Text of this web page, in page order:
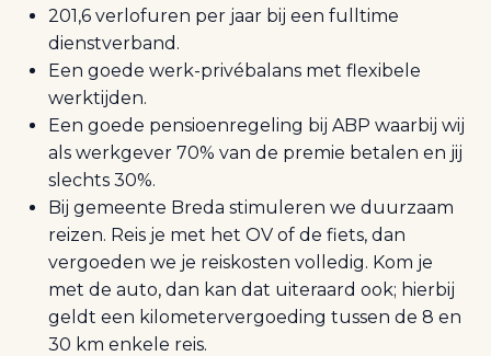
201,6 verlofuren per jaar bij een fulltime
dienstverband.
Een goede werk-privébalans met flexibele
werktijden.
Een goede pensioenregeling bij ABP waarbij wij
als werkgever 70% van de premie betalen en jij
slechts 30%.
Bij gemeente Breda stimuleren we duurzaam
reizen. Reis je met het OV of de fiets, dan
vergoeden we je reiskosten volledig. Kom je
met de auto, dan kan dat uiteraard ook; hierbij
geldt een kilometervergoeding tussen de 8 en
30 km enkele reis.